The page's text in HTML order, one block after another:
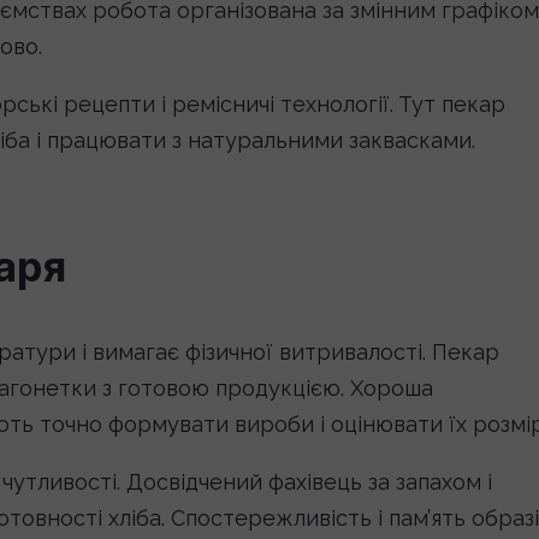
робота організована за змінним
рецепти і ремісничі технології. Тут пекар
і працювати з натуральними заквасками.
і вимагає фізичної витривалості. Пекар
з готовою продукцією. Хороша
точно формувати вироби і оцінювати їх
Досвідчений фахівець за запахом і
хліба. Спостережливість і пам’ять